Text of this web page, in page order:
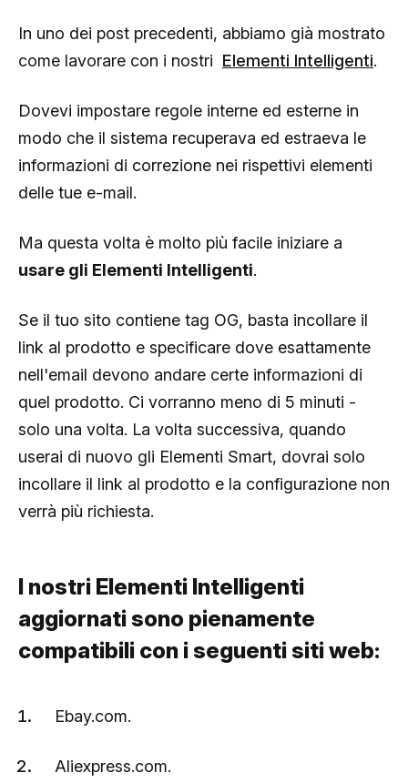
In uno dei post precedenti, abbiamo già mostrato
come lavorare con i nostri Elementi Intelligenti.
Dovevi impostare regole interne ed esterne in
modo che il sistema recuperava ed estraeva le
informazioni di correzione nei rispettivi elementi
delle tue e-mail.
Ma questa volta è molto più facile iniziare a
usare gli Elementi Intelligenti.
Se il tuo sito contiene tag OG, basta incollare il
link al prodotto e specificare dove esattamente
nell'email devono andare certe informazioni di
quel prodotto. Ci vorranno meno di 5 minuti -
solo una volta. La volta successiva, quando
userai di nuovo gli Elementi Smart, dovrai solo
incollare il link al prodotto e la configurazione non
verrà più richiesta.
I nostri Elementi Intelligenti
aggiornati sono pienamente
compatibili con i seguenti siti web:
Ebay.com.
Aliexpress.com.